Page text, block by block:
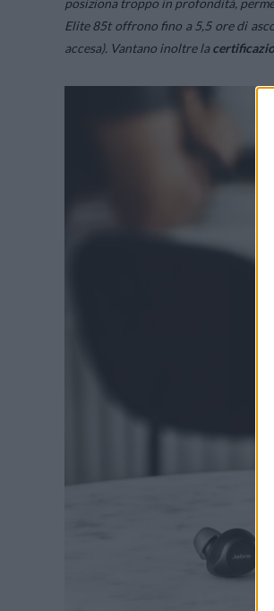
posiziona troppo in profondità,
Elite 85t offrono fino a 5,5 ore di
accesa). Vantano inoltre la